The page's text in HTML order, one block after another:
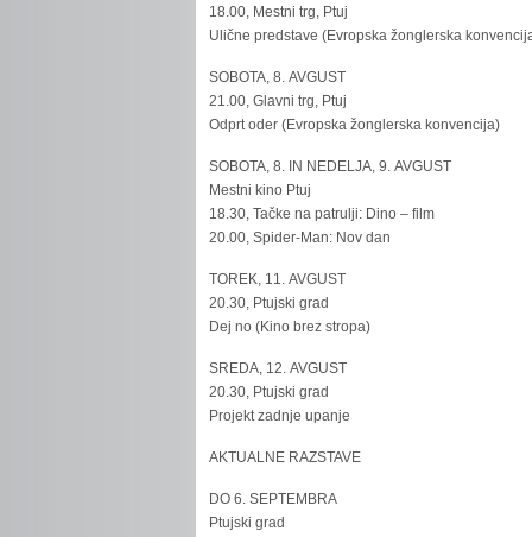
18.00, Mestni trg, Ptuj
Ulične predstave (Evropska žonglerska
SOBOTA, 8. AVGUST
21.00, Glavni trg, Ptuj
Odprt oder (Evropska žonglerska konvencija)
SOBOTA, 8. IN NEDELJA, 9. AVGUST
Mestni kino Ptuj
18.30, Tačke na patrulji: Dino – film
20.00, Spider-Man: Nov dan
TOREK, 11. AVGUST
20.30, Ptujski grad
Dej no (Kino brez stropa)
SREDA, 12. AVGUST
20.30, Ptujski grad
Projekt zadnje upanje
AKTUALNE RAZSTAVE
DO 6. SEPTEMBRA
Ptujski grad